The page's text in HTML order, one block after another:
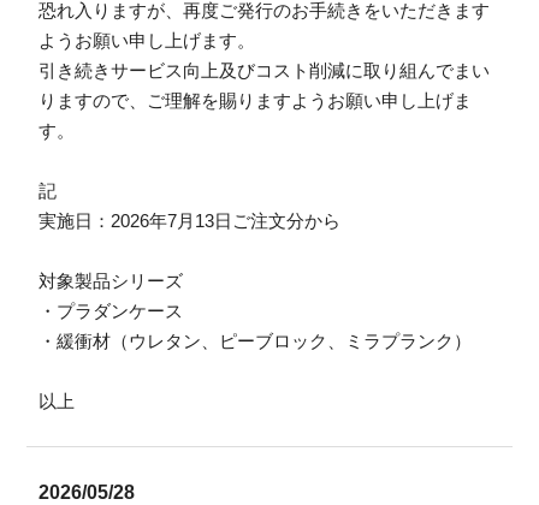
恐れ入りますが、再度ご発行のお手続きをいただきます
ようお願い申し上げます。
引き続きサービス向上及びコスト削減に取り組んでまい
りますので、ご理解を賜りますようお願い申し上げま
す。
記
実施日：2026年7月13日ご注文分から
対象製品シリーズ
・プラダンケース
・緩衝材（ウレタン、ピーブロック、ミラプランク）
以上
2026/05/28